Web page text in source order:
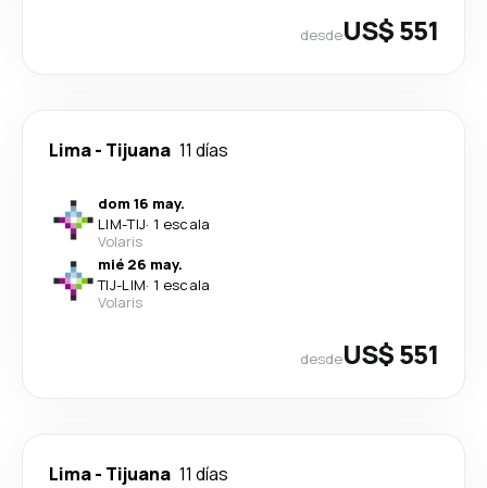
desdeUS$ 551
Lima- Tijuana 11 días
dom 16 may.
LIM-TIJ· 1 escala
Volaris
mié 26 may.
TIJ-LIM· 1 escala
Volaris
desdeUS$ 551
Lima- Tijuana 11 días